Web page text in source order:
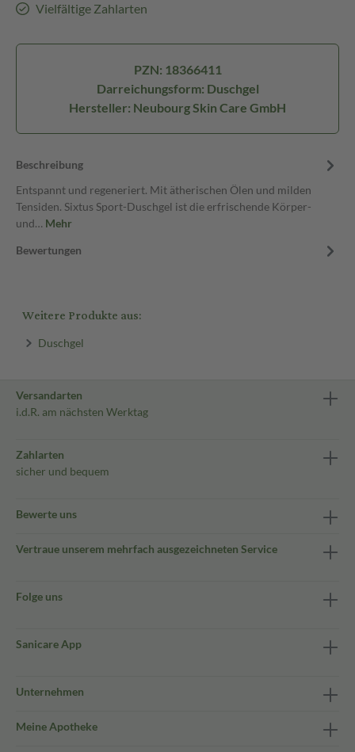
Vielfältige Zahlarten
PZN: 18366411
Darreichungsform: Duschgel
Hersteller: Neubourg Skin Care GmbH
Beschreibung
Entspannt und regeneriert. Mit ätherischen Ölen und milden
Tensiden. Sixtus Sport-Duschgel ist die erfrischende Körper-
und… Mehr
Bewertungen
Weitere Produkte aus:
Duschgel
Versandarten
i.d.R. am nächsten Werktag
Zahlarten
sicher und bequem
Bewerte uns
Vertraue unserem mehrfach ausgezeichneten Service
Folge uns
Sanicare App
Unternehmen
Meine Apotheke